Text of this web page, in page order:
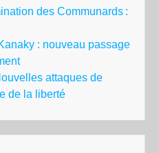
des Communards :
: nouveau passage
attaques de
de la liberté